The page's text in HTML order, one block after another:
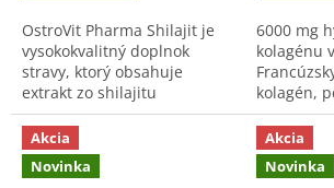
OstroVit Pharma Shilajit je
vysokokvalitný doplnok
stravy, ktorý obsahuje
extrakt zo shilajitu
štandardizovaný na 20%
fulvokyselín. Ide o produkt z
elitnej rady spoločnosti
OstroVit Pharma, ktorý je k
6000 mg
kolagénu
kolagén,
skúškami,
Obsahuje
kolagénu:
Akcia
Novinka
Akcia
Novinka